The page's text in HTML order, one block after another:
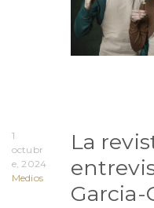
1
octubr
e, 2024
Medios
La
Garcia-